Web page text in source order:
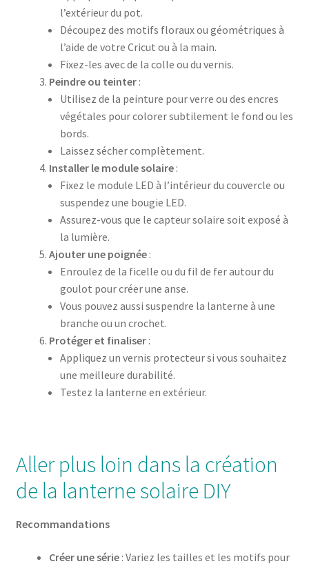
l’extérieur du pot.
Découpez des motifs floraux ou géométriques à
l’aide de votre Cricut ou à la main.
Fixez-les avec de la colle ou du vernis.
Peindre ou teinter:
Utilisez de la peinture pour verre ou des encres
végétales pour colorer subtilement le fond ou les
bords.
Laissez sécher complètement.
Installer le module solaire:
Fixez le module LED à l’intérieur du couvercle ou
suspendez une bougie LED.
Assurez-vous que le capteur solaire soit exposé à
la lumière.
Ajouter une poignée:
Enroulez de la ficelle ou du fil de fer autour du
goulot pour créer une anse.
Vous pouvez aussi suspendre la lanterne à une
branche ou un crochet.
Protéger et finaliser:
Appliquez un vernis protecteur si vous souhaitez
une meilleure durabilité.
Testez la lanterne en extérieur.
Aller plus loin dans la création
de la lanterne solaire DIY
Recommandations
Créer une série: Variez les tailles et les motifs pour